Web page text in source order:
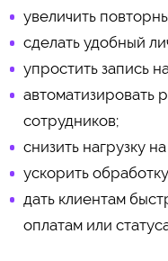
увеличить
сделать удобный
упростить запись
автоматизировать
сотрудников;
снизить нагрузку
ускорить
дать клиентам
оплатам или